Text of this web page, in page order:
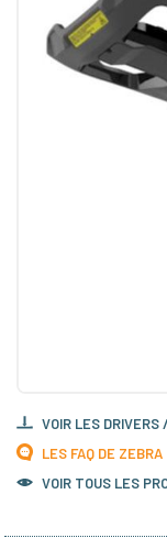
VOIR LES DRIVERS
LES FAQ DE ZEBRA
VOIR TOUS LES